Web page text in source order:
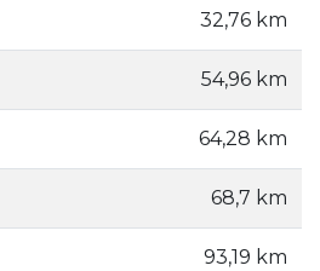
32,76 km
54,96 km
64,28 km
68,7 km
93,19 km